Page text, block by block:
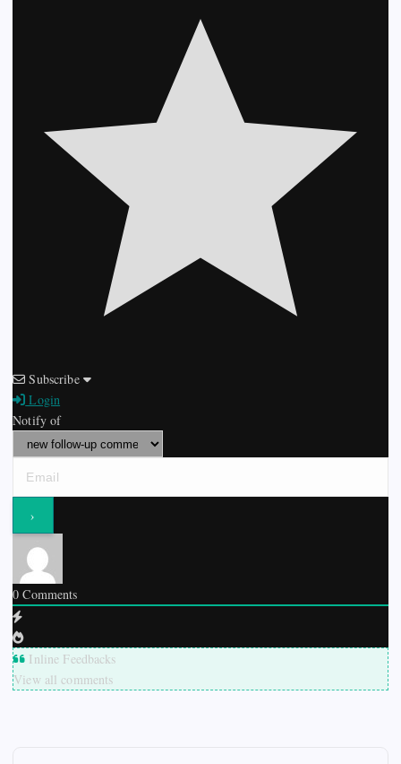
Subscribe
Login
Notify of
0 Comments
Inline Feedbacks
View all comments